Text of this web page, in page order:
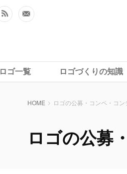
ロゴ一覧 ロゴづくりの知識
HOME ロゴの公募・コンペ・コ
ロゴの公募